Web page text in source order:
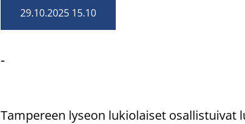
29.10.2025 15.10
-
Tam­pe­reen ly­seon lu­kio­lai­set osal­lis­tui­vat